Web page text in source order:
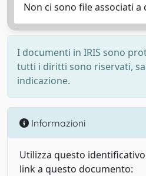
Non ci sono file associati
I documenti in IRIS sono
tutti i diritti sono riservati,
indicazione.
Informazioni
Utilizza questo
link a questo documento: